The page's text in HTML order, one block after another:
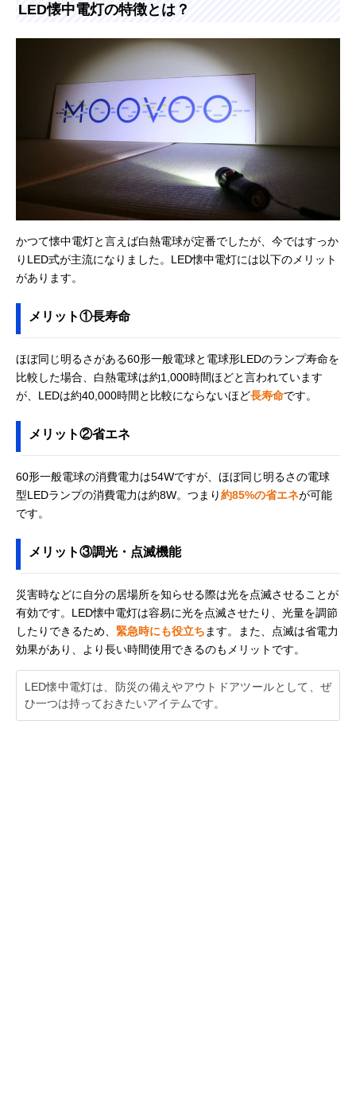
Amazonで見る
Amazonで見る
GENTOS(ジェン
トス) MAGNUMシ
くいデザイン
Amazonで見る
‎東芝(TOSHIBA) ラ
灯 KFL-304L
モダンデザインが
Amazonで見る
エルパ(ELPA)
Fitcolor LEDアル
ミライト DOP-
EP301
乾電池1本で最大
約10時間連続点灯
Amazonで見る
ヤザワ ミニLEDア
ルミフラッシュラ
軽くて衝撃に強い
アルミボディ
約幅22×奥行22×
高さ96mm
(IRIS OHYAMA)
LWK-16P
Amazonで見る
Philips (フィリッ
プス) ledライト
衝撃に強いアルミ
ニウム合金製
約幅60×奥行44×
高さ213mm
Amazonで見る
三菱電機
(MITSUBISHI
電灯 CL-9301
LED懐中電灯の特徴とは？
かつて懐中電灯と言えば白熱電球が定番でしたが、今ではすっか
りLED式が主流になりました。LED懐中電灯には以下のメリット
があります。
メリット①長寿命
ほぼ同じ明るさがある60形一般電球と電球形LEDのランプ寿命を
比較した場合、白熱電球は約1,000時間ほどと言われています
が、LEDは約40,000時間と比較にならないほど長寿命です。
メリット②省エネ
60形一般電球の消費電力は54Wですが、ほぼ同じ明るさの電球
型LEDランプの消費電力は約8W。つまり約85%の省エネが可能
です。
メリット③調光・点滅機能
災害時などに自分の居場所を知らせる際は光を点滅させることが
有効です。LED懐中電灯は容易に光を点滅させたり、光量を調節
したりできるため、 緊急時にも役立ち ます。また、点滅は省電力
効果があり、より長い時間使用できるのもメリットです。
LED懐中電灯は、防災の備えやアウトドアツールとして、ぜ
ひ一つは持っておきたいアイテムです。